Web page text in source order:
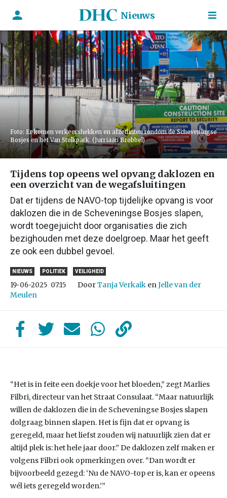
Nieuws
Foto: Er komen verkeershekken en afzetlinten rondom de Scheveningse
Bosjes en het Van Stolkpark. (Jurriaan Brobbel)
Tijdens top opeens wel opvang daklozen en
een overzicht van de wegafsluitingen
Dat er tijdens de NAVO-top tijdelijke opvang is voor
daklozen die in de Scheveningse Bosjes slapen,
wordt toegejuicht door organisaties die zich
bezighouden met deze doelgroep. Maar het geeft
ze ook een dubbel gevoel.
NIEUWS POLITIEK VEILIGHEID
19-06-2025 07:15 DoorTanja Verkaik enJelle van der
Meulen
“Het is in feite een doekje voor het bloeden,” zegt Marlies
Filbri, directeur van het Straat Consulaat. “Maar natuurlijk
willen de daklozen die in de Scheveningse Bosjes slapen
dolgraag binnen slapen. Het is fijn dat er opvang is
geregeld, maar het liefst zouden wij natuurlijk zien dat er
altijd plek is: het hele jaar door.” De daklozen zelf maken er
volgens Filbri ook opmerkingen over. “Dan wordt er
bijvoorbeeld gezegd: ‘Nu de NAVO-top er is, kan er opeens
wél iets geregeld worden.’”